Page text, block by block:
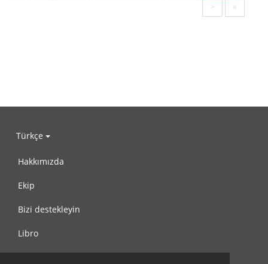
>
»
Türkçe
Hakkımızda
Ekip
Bizi destekleyin
Libro